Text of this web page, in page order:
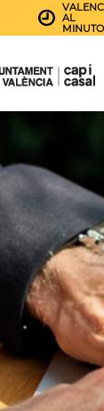
AL
MINUTO